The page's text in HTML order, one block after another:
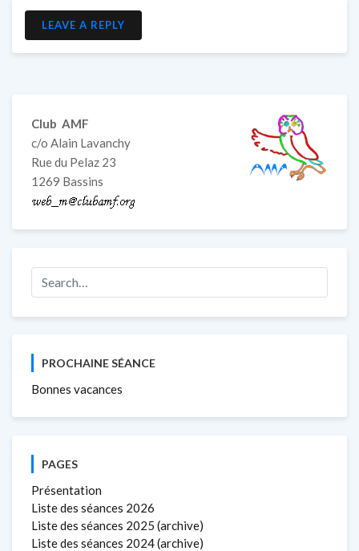
LEAVE A REPLY
Club AMF
c/o Alain Lavanchy
Rue du Pelaz 23
1269 Bassins
PROCHAINE SÉANCE
Bonnes vacances
PAGES
Présentation
Liste des séances 2026
Liste des séances 2025 (archive)
Liste des séances 2024 (archive)